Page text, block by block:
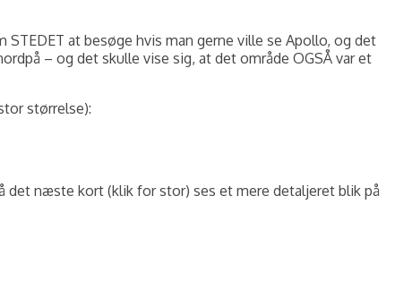
at besøge hvis man gerne ville se Apollo, og det
– og det skulle vise sig, at det område OGSÅ var et
størrelse):
det næste kort (klik for stor) ses et mere detaljeret blik på